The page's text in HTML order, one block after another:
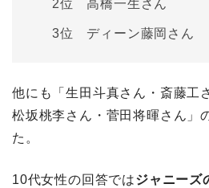
2位 高橋一生さん
3位 ディーン藤岡さん
他にも「生田斗真さん・斎藤工
松坂桃李さん・菅田将暉さん」
た。
10代女性の回答ではジャニーズ